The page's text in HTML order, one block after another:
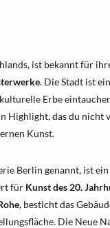
ist bekannt für
. Die Stadt ist ein
Erbe
Highlight, das du nicht
Kunst.
Berlin genannt, ist
für Kunst des 20.
, besticht das
Die Neue